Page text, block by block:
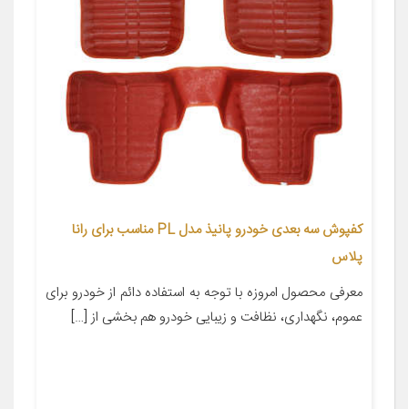
کفپوش سه بعدی خودرو پانیذ مدل PL مناسب برای رانا
پلاس
معرفی محصول امروزه با توجه به استفاده دائم از خودرو برای
عموم، نگهداری، نظافت و زیبایی خودرو هم بخشی از […]